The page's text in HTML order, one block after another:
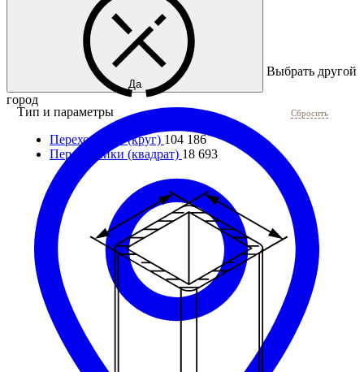
Да
Выбрать другой
город
Тип и параметры Сбросить
Переходники (круг) 104 186
Переходники (квадрат) 18 693